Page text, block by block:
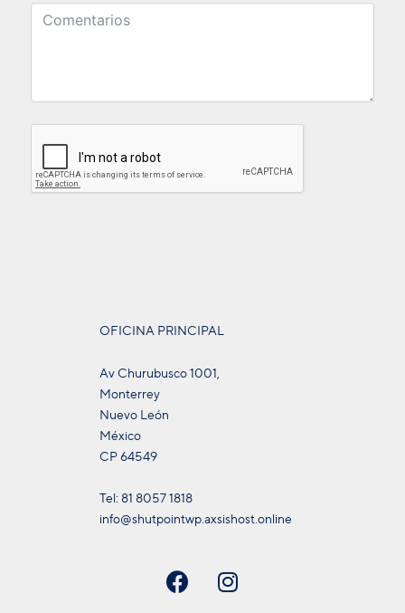
OFICINA PRINCIPAL
Av Churubusco 1001,
Monterrey
Nuevo León
México
CP 64549
Tel: 81 8057 1818
info@shutpointwp.axsishost.online